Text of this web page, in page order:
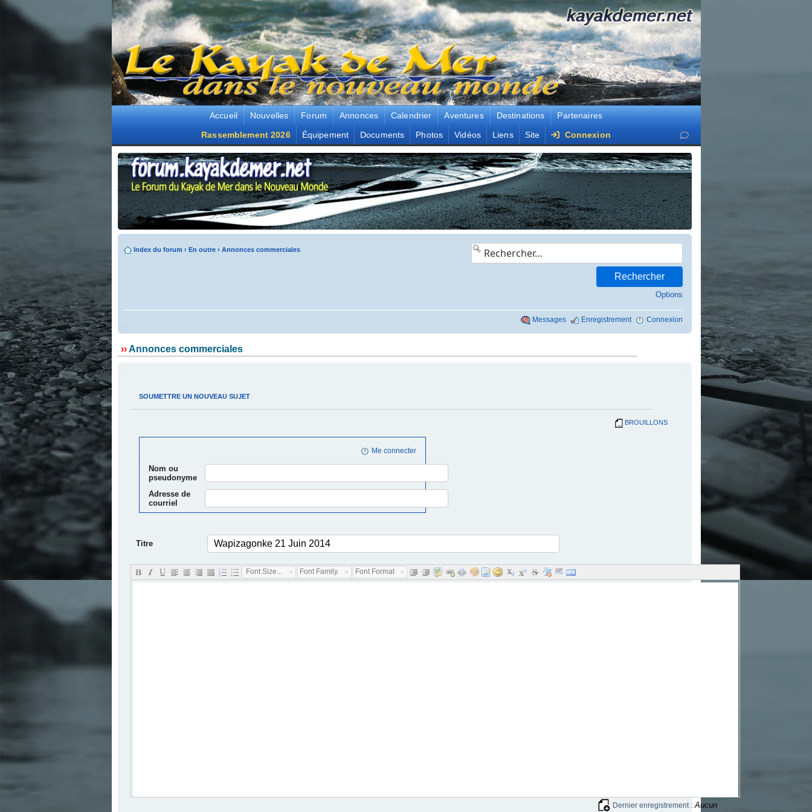
Accueil Nouvelles Forum Annonces Calendrier Aventures Destinations
Partenaires
Rassemblement 2026
Équipement Documents Photos Vidéos Liens Site Connexion
Index du forum › En outre› Annonces commerciales
Options
Messages Enregistrement Connexion
››Annonces commerciales
..
SOUMETTRE UN NOUVEAU SUJET
BROUILLONS
Me connecter
Nom ou
pseudonyme
Adresse de
courriel
Titre
Font Size... Font Family... Font Format...
Dernier enregistrement : Aucun